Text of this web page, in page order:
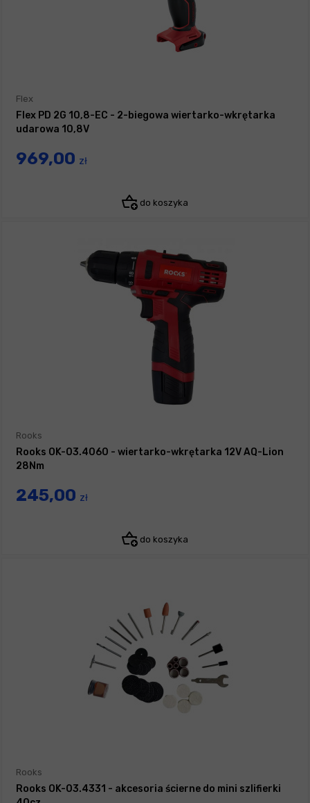
Flex
Flex PD 2G 10,8-EC - 2-biegowa wiertarko-wkrętarka
udarowa 10,8V
969,00 zł
do koszyka
Rooks
Rooks OK-03.4060 - wiertarko-wkrętarka 12V AQ-Lion
28Nm
245,00 zł
do koszyka
Rooks
Rooks OK-03.4331 - akcesoria ścierne do mini szlifierki